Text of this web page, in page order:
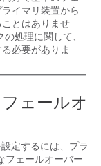
イマリ装置から
とはありませ
処理に関して、
必要がありま
ェールオ
定するには、プラ
フェールオーバー